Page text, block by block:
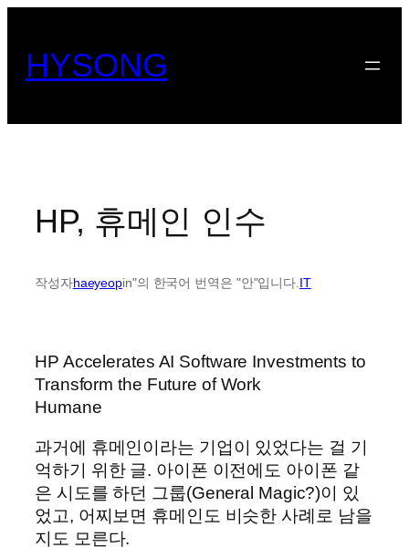
HYSONG
HP, 휴메인 인수
작성자haeyeopin"의 한국어 번역은 "안"입니다.IT
HP Accelerates AI Software Investments to
Transform the Future of Work
Humane
과거에 휴메인이라는 기업이 있었다는 걸 기
억하기 위한 글. 아이폰 이전에도 아이폰 같
은 시도를 하던 그룹(General Magic?)이 있
었고, 어찌보면 휴메인도 비슷한 사례로 남을
지도 모른다.